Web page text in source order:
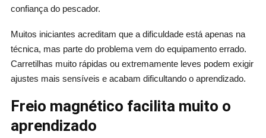
confiança do pescador.
Muitos iniciantes acreditam que a dificuldade está apenas na
técnica, mas parte do problema vem do equipamento errado.
Carretilhas muito rápidas ou extremamente leves podem exigir
ajustes mais sensíveis e acabam dificultando o aprendizado.
Freio magnético facilita muito o
aprendizado